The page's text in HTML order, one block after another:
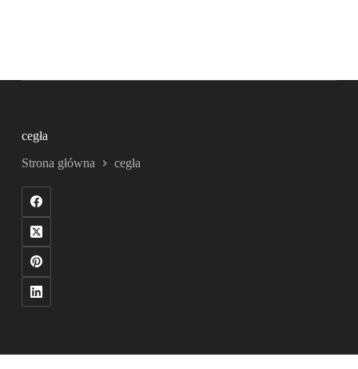
cegła
Strona główna cegła